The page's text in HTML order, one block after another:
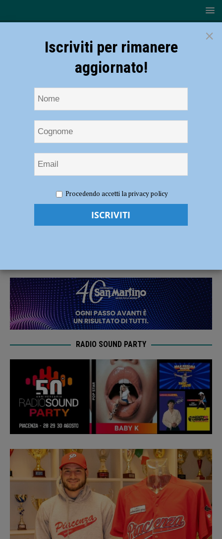
Baseball – Jesus Chacon torna a vestire la casacca biancorossa
Piacenza Baseball – Jesus Chacon torna a
RADIO SOUND PARTY
×
Iscriviti per rimanere
aggiornato!
Procedendo accetti la privacy policy